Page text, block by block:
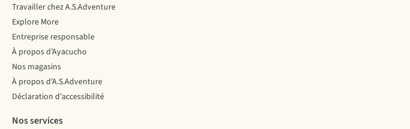
Travailler chez A.S.Adventure
Explore More
Entreprise responsable
À propos d’Ayacucho
Nos magasins
À propos d’A.S.Adventure
Déclaration d'accessibilité
Nos services